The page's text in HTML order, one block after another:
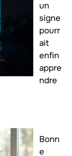
un
signe
pourr
ait
enfin
appre
ndre
Bonn
e